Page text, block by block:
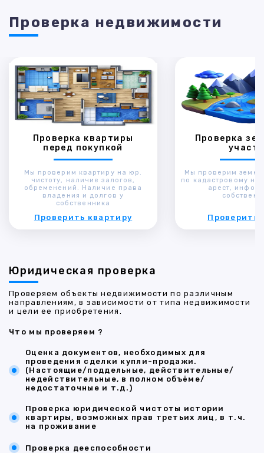
Проверка недвижимости
Проверка квартиры
перед покупкой
Мы проверим квартиру на юр.
чистоту, наличие залогов,
обременений. Наличие права
владения и долгов у
собственника
Проверить квартиру
Проверка
Мы проверим
по кадастровому
арест,
Проверить
Юридическая проверка
Проверяем объекты недвижимости по различным
направлениям, в зависимости от типа недвижимости
и цели ее приобретения.
Что мы проверяем ?
Оценка документов, необходимых для
проведения сделки купли-продажи.
(Настоящие/поддельные, действительные/
недействительные, в полном объёме/
недостаточные и т.д.)
Проверка юридической чистоты истории
квартиры, возможных прав третьих лиц, в т.ч.
на проживание
Проверка дееспособности